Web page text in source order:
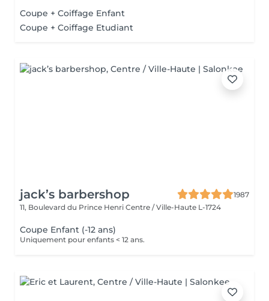
Coupe + Coiffage Enfant
Coupe + Coiffage Etudiant
jack’s barbershop
1987
11, Boulevard du Prince Henri Centre / Ville-Haute L-1724
Coupe Enfant (-12 ans)
Uniquement pour enfants < 12 ans.